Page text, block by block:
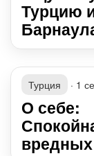
Турцию
Турция · 1
О себе: